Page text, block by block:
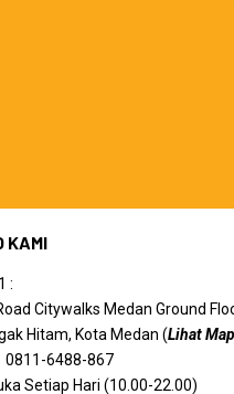
KAMI
:
Citywalks Medan Ground
Hitam, Kota Medan (Lihat Map
6488-867
Setiap Hari (10.00-22.00)